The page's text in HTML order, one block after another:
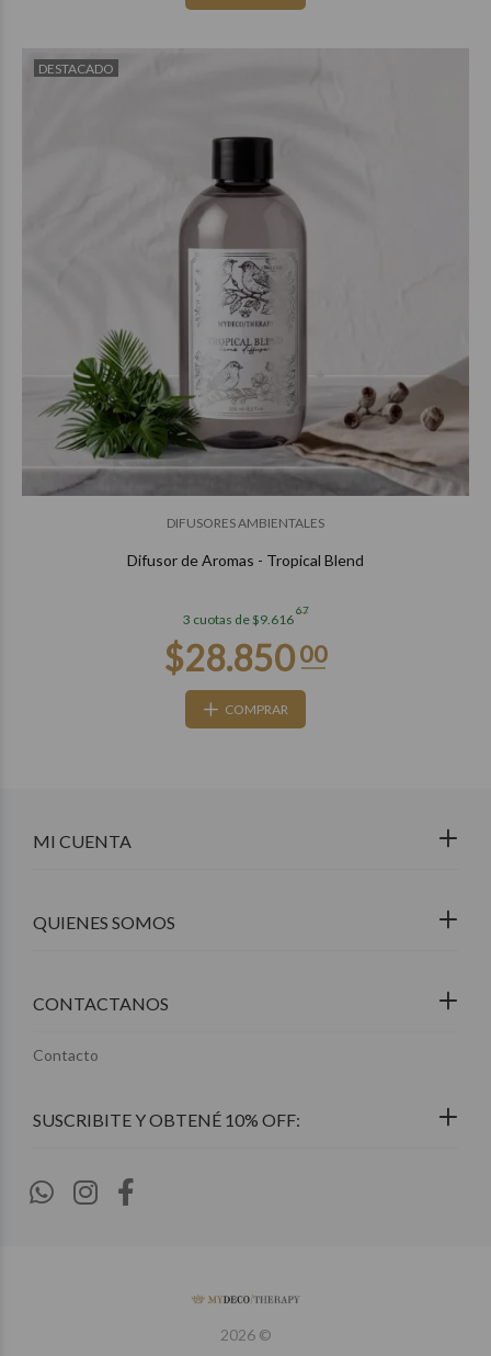
DESTACADO
DIFUSORES AMBIENTALES
Difusor de Aromas - Tropical Blend
3 cuotas de $9.616
67
COMPRAR
MI CUENTA
QUIENES SOMOS
CONTACTANOS
Contacto
2026 ©